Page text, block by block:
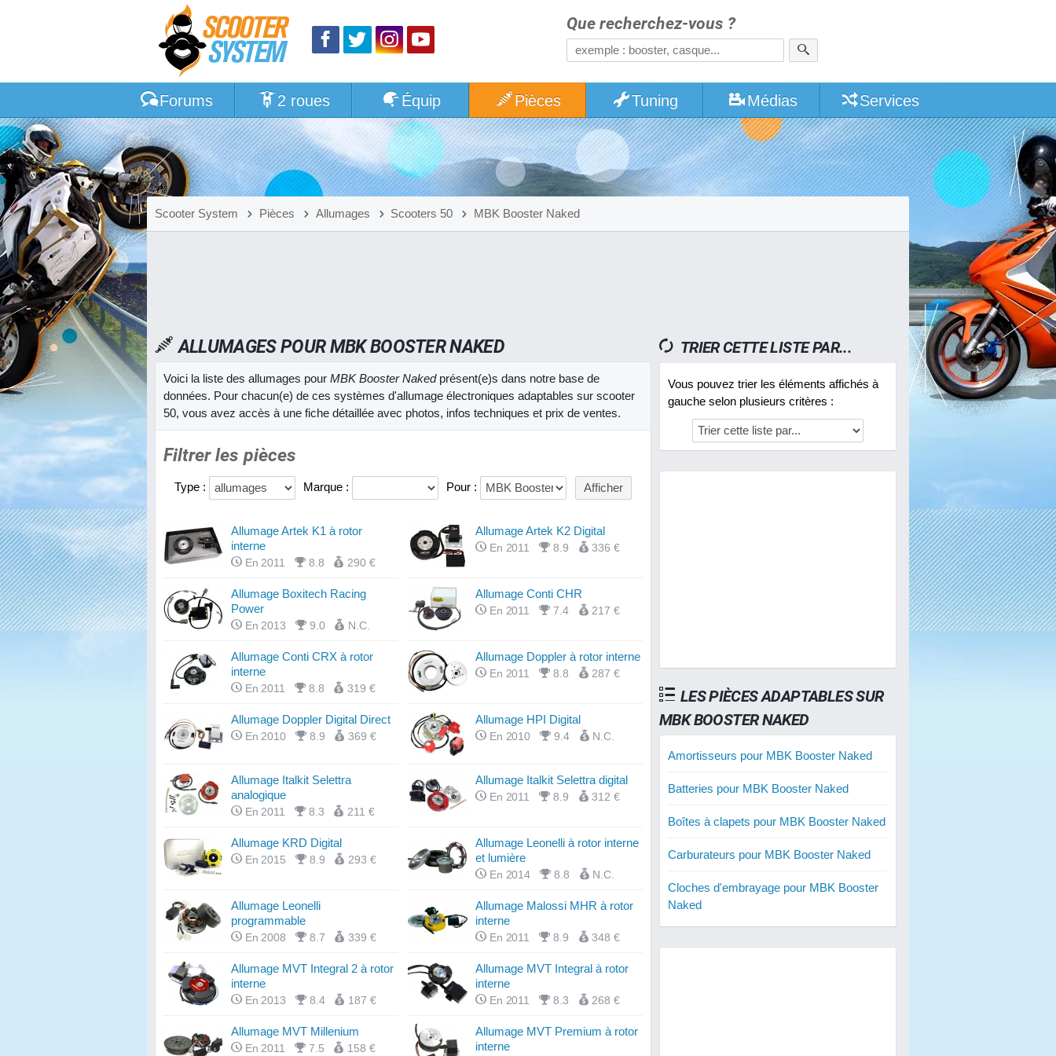
Que recherchez-vous ?
Forums 2 roues Équip Pièces Tuning Médias Services
Scooter System Pièces Allumages Scooters 50 MBK Booster Naked
ALLUMAGES POUR MBK BOOSTER NAKED
Voici la liste des allumages pour MBK Booster Nakedprésent(e)s dans notre base de
données. Pour chacun(e) de ces systèmes d'allumage électroniques adaptables sur scooter
50, vous avez accès à une fiche détaillée avec photos, infos techniques et prix de ventes.
Filtrer les pièces
Type : Marque : Pour :
Allumage Artek K1 à rotor
interne
En 2011 8.8 290 €
Allumage Artek K2 Digital
En 2011 8.9 336 €
Allumage Boxitech Racing
Power
En 2013 9.0 N.C.
Allumage Conti CHR
En 2011 7.4 217 €
Allumage Conti CRX à rotor
interne
En 2011 8.8 319 €
Allumage Doppler à rotor interne
En 2011 8.8 287 €
Allumage Doppler Digital Direct
En 2010 8.9 369 €
Allumage HPI Digital
En 2010 9.4 N.C.
Allumage Italkit Selettra
analogique
En 2011 8.3 211 €
Allumage Italkit Selettra digital
En 2011 8.9 312 €
Allumage KRD Digital
En 2015 8.9 293 €
Allumage Leonelli à rotor interne
et lumière
En 2014 8.8 N.C.
Allumage Leonelli
programmable
En 2008 8.7 339 €
Allumage Malossi MHR à rotor
interne
En 2011 8.9 348 €
Allumage MVT Integral 2 à rotor
interne
En 2013 8.4 187 €
Allumage MVT Integral à rotor
interne
En 2011 8.3 268 €
Allumage MVT Millenium
En 2011 7.5 158 €
Allumage MVT Premium à rotor
interne
TRIER CETTE LISTE PAR...
Vous pouvez trier les éléments affichés à
gauche selon plusieurs critères :
LES PIÈCES ADAPTABLES SUR
MBK BOOSTER NAKED
Amortisseurs pour MBK Booster Naked
Batteries pour MBK Booster Naked
Boîtes à clapets pour MBK Booster Naked
Carburateurs pour MBK Booster Naked
Cloches d'embrayage pour MBK Booster
Naked